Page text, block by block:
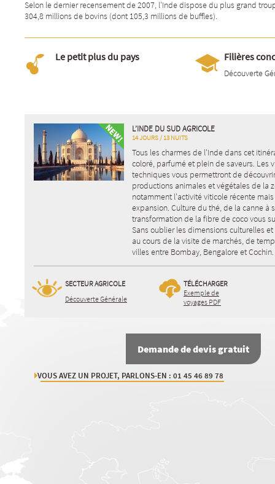
Selon le dernier recensement de 2007, l’Inde dispose du plus grand
304,8 millions de bovins (dont 105,3 millions de buffles).
Le petit plus du pays Filières
Découverte
L’INDE DU SUD AGRICOLE
14 JOURS / 13 NUITS
Tous les charmes de l'Inde dans cet
coloré, parfumé et plein de saveurs. Les
techniques vous permettront de
productions animales et végétales de la
notamment l'activité viticole récente
expansion. Culture du thé, de la canne à
transformation de la fibre de coco vous
Sans oublier les dimensions culturelles
au cours de la visite de marchés, de
villes entre Bombay, Bengalore et Cochin.
SECTEUR AGRICOLE
Découverte Générale
TÉLÉCHARGER
Exemple de
voyages PDF
Demande de devis gratuit
VOUS AVEZ UN PROJET, PARLONS-EN : 01 45 46 89 78